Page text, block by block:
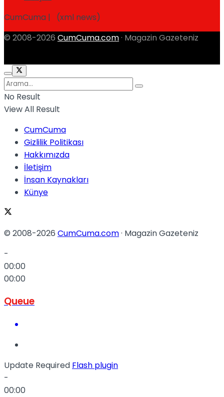
CumCuma | (xml news)
© 2008-2026 CumCuma.com · Magazin Gazeteniz
No Result
View All Result
CumCuma
Gizlilik Politikası
Hakkımızda
İletişim
İnsan Kaynakları
Künye
© 2008-2026 CumCuma.com· Magazin Gazeteniz
-
00:00
00:00
Queue
Update Required Flash plugin
-
00:00